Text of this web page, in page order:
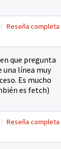
Reseña completa
que pregunta
una línea muy
Es mucho
es fetch)
Reseña completa